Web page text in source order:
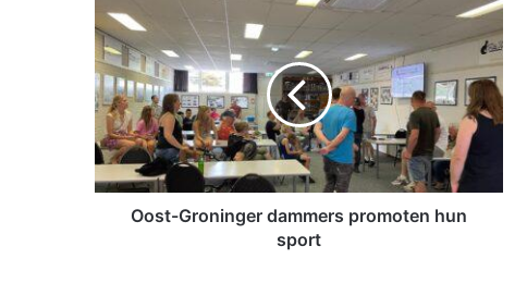
o
s
t
-
r
o
n
Oost-Groninger dammers promoten hun
sport